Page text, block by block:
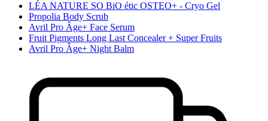
LÉA NATURE SO BiO étic OSTEO+ - Cryo Gel
Propolia Body Scrub
Avril Pro Âge+ Face Serum
Fruit Pigments Long Last Concealer + Super Fruits
Avril Pro Âge+ Night Balm